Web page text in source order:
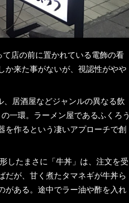
て店の前に置かれている電飾の看
か来た事がないが、視認性がやや
居酒屋などジャンルの異なる飲
一環。ラーメン屋であるふくろう
を作るという凄いアプローチで創
したまさに「牛丼」は、注文を受
だが、甘く煮たタマネギが牛丼ら
がある。途中でラー油や酢を入れ